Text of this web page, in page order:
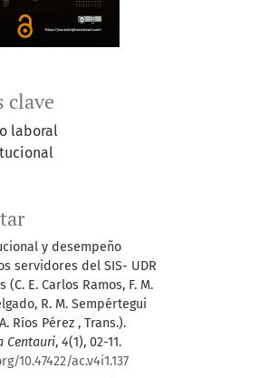
clave
laboral
y desempeño
servidores del SIS- UDR
(C. E. Carlos Ramos, F. M.
R. M. Sempértegui
Ríos Pérez , Trans.).
Centauri, 4(1), 02-11.
10.47422/ac.v4i1.137